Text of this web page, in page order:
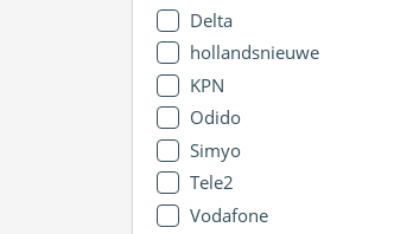
Delta
hollandsnieuwe
KPN
Odido
Simyo
Tele2
Vodafone